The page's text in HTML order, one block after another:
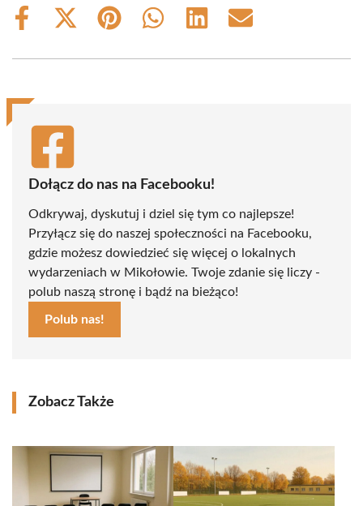
Share
Share
(Twitter)
Share
Share
Share
Share
Dołącz do nas na Facebooku!
Odkrywaj, dyskutuj i dziel się tym co najlepsze!
Przyłącz się do naszej społeczności na Facebooku,
gdzie możesz dowiedzieć się więcej o lokalnych
wydarzeniach w Mikołowie. Twoje zdanie się liczy -
polub naszą stronę i bądź na bieżąco!
Polub nas!
Zobacz Także